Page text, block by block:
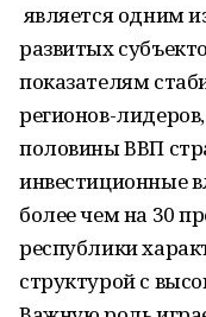
является одним
развитых
показателям
регионов-
половины ВВП
инвестиционные
более чем на 30
республики
структурой с